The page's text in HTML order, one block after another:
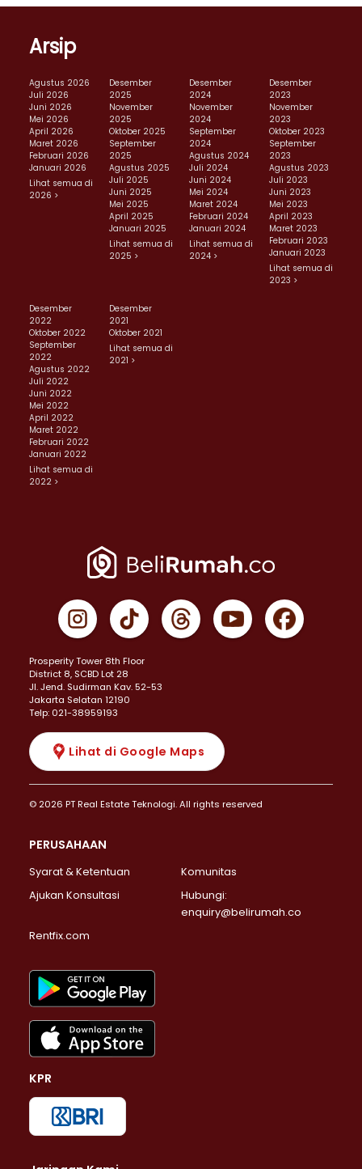
Arsip
Agustus 2026
Juli 2026
Juni 2026
Mei 2026
April 2026
Maret 2026
Februari 2026
Januari 2026
Lihat semua di
2026 >
Desember
2025
November
2025
Oktober 2025
September
2025
Agustus 2025
Juli 2025
Juni 2025
Mei 2025
April 2025
Januari 2025
Lihat semua di
2025 >
Desember
2024
November
2024
September
2024
Agustus 2024
Juli 2024
Juni 2024
Mei 2024
Maret 2024
Februari 2024
Januari 2024
Lihat semua di
2024 >
Desember
2023
November
2023
Oktober 2023
September
2023
Agustus 2023
Juli 2023
Juni 2023
Mei 2023
April 2023
Maret 2023
Februari 2023
Januari 2023
Lihat semua di
2023 >
Desember
2022
Oktober 2022
September
2022
Agustus 2022
Juli 2022
Juni 2022
Mei 2022
April 2022
Maret 2022
Februari 2022
Januari 2022
Lihat semua di
2022 >
Desember
2021
Oktober 2021
Lihat semua di
2021 >
Prosperity Tower 8th Floor
District 8, SCBD Lot 28
JI. Jend. Sudirman Kav. 52-53
Jakarta Selatan 12190
Telp: 021-38959193
Lihat di Google Maps
© 2026 PT Real Estate Teknologi. All rights reserved
PERUSAHAAN
Syarat & Ketentuan
Komunitas
Ajukan Konsultasi
Hubungi:
enquiry@belirumah.co
Rentfix.com
KPR